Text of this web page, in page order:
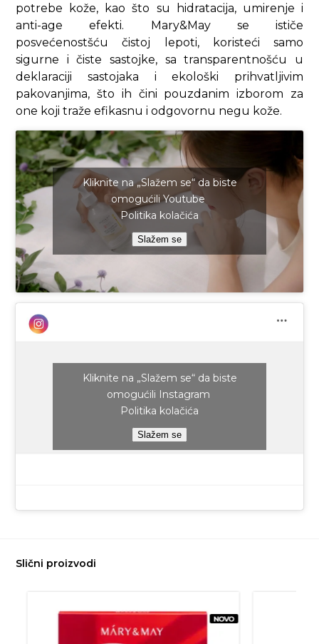
potrebe kože, kao što su hidratacija, umirenje i
anti-age efekti. Mary&May se ističe
posvećenostšću čistoj lepoti, koristeći samo
sigurne i čiste sastojke, sa transparentnošću u
deklaraciji sastojaka i ekološki prihvatljivim
pakovanjima, što ih čini pouzdanim izborom za
one koji traže efikasnu i odgovornu negu kože.
Kliknite na „Slažem se“ da biste
omogućili Youtube
Politika kolačića
Slažem se
Kliknite na „Slažem se“ da biste
omogućili Instagram
Politika kolačića
Slažem se
Slični proizvodi